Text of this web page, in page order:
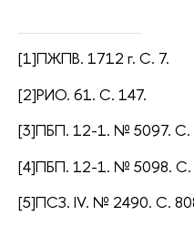
[1]ПЖПВ. 1712 г. С. 7.
[2]РИО. 61. С. 147.
[3]ПБП. 12-1. № 5097. С.
[4]ПБП. 12-1. № 5098.
[5]ПСЗ. IV. № 2490. С.